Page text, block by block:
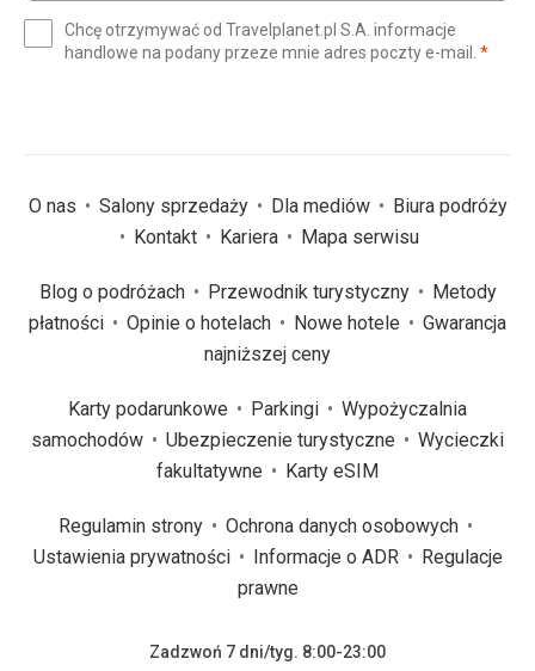
(wymagane)
Chcę otrzymywać od Travelplanet.pl S.A. informacje
handlowe na podany przeze mnie adres poczty e-mail. *
O nas Salony sprzedaży Dla mediów
Biura podróży
Kontakt
Kariera Mapa serwisu
Blog o podróżach Przewodnik turystyczny
Metody
płatności
Opinie o hotelach Nowe hotele
Gwarancja
najniższej ceny
Karty podarunkowe Parkingi
Wypożyczalnia
samochodów
Ubezpieczenie turystyczne
Wycieczki
fakultatywne
Karty eSIM
Regulamin strony
Ochrona danych osobowych
Ustawienia prywatności
Informacje o ADR
Regulacje
prawne
Zadzwoń 7 dni/tyg. 8:00-23:00